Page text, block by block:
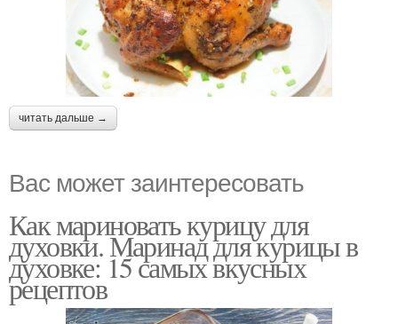
читать дальше →
Вас может заинтересовать
Как мариновать курицу для
духовки. Маринад для курицы в
духовке: 15 самых вкусных
рецептов